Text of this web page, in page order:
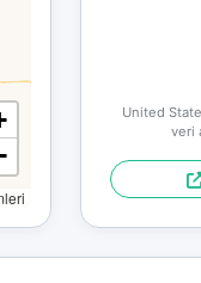
United
veri